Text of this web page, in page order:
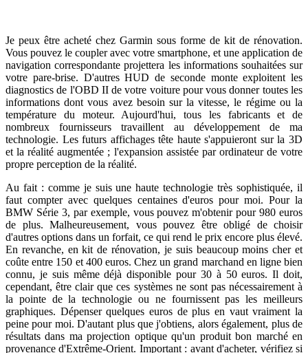
Je peux être acheté chez Garmin sous forme de kit de rénovation.
Vous pouvez le coupler avec votre smartphone, et une application de
navigation correspondante projettera les informations souhaitées sur
votre pare-brise. D'autres HUD de seconde monte exploitent les
diagnostics de l'OBD II de votre voiture pour vous donner toutes les
informations dont vous avez besoin sur la vitesse, le régime ou la
température du moteur. Aujourd'hui, tous les fabricants et de
nombreux fournisseurs travaillent au développement de ma
technologie. Les futurs affichages tête haute s'appuieront sur la 3D
et la réalité augmentée ; l'expansion assistée par ordinateur de votre
propre perception de la réalité.
Au fait : comme je suis une haute technologie très sophistiquée, il
faut compter avec quelques centaines d'euros pour moi. Pour la
BMW Série 3, par exemple, vous pouvez m'obtenir pour 980 euros
de plus. Malheureusement, vous pouvez être obligé de choisir
d'autres options dans un forfait, ce qui rend le prix encore plus élevé.
En revanche, en kit de rénovation, je suis beaucoup moins cher et
coûte entre 150 et 400 euros. Chez un grand marchand en ligne bien
connu, je suis même déjà disponible pour 30 à 50 euros. Il doit,
cependant, être clair que ces systèmes ne sont pas nécessairement à
la pointe de la technologie ou ne fournissent pas les meilleurs
graphiques. Dépenser quelques euros de plus en vaut vraiment la
peine pour moi. D'autant plus que j'obtiens, alors également, plus de
résultats dans ma projection optique qu'un produit bon marché en
provenance d'Extrême-Orient. Important : avant d'acheter, vérifiez si